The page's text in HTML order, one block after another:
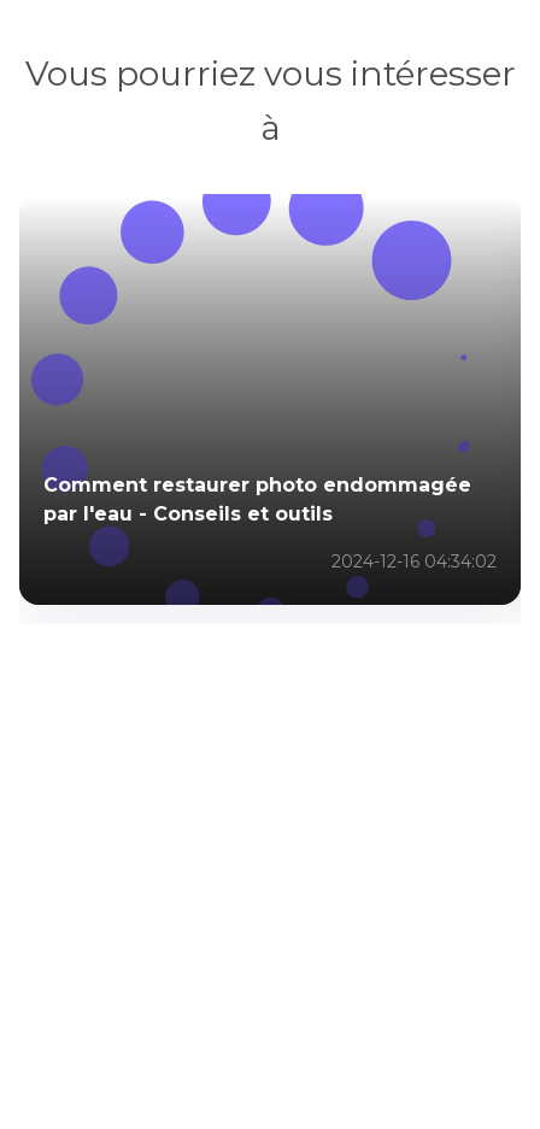
Vous pourriez vous intéresser
à
Comment restaurer photo endommagée
par l'eau - Conseils et outils
2024-12-16 04:34:02